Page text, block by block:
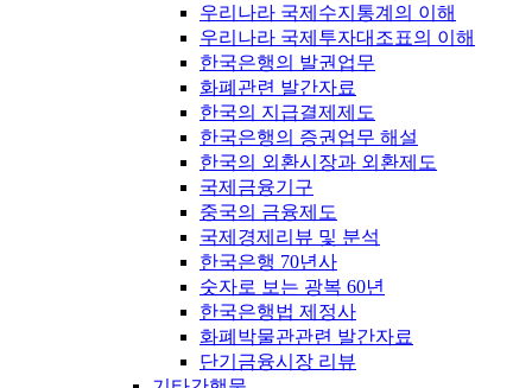
우리나라 국제수지통계의 이해
우리나라 국제투자대조표의 이해
한국은행의 발권업무
화폐관련 발간자료
한국의 지급결제제도
한국은행의 증권업무 해설
한국의 외환시장과 외환제도
국제금융기구
중국의 금융제도
국제경제리뷰 및 분석
한국은행 70년사
숫자로 보는 광복 60년
한국은행법 제정사
화폐박물관관련 발간자료
단기금융시장 리뷰